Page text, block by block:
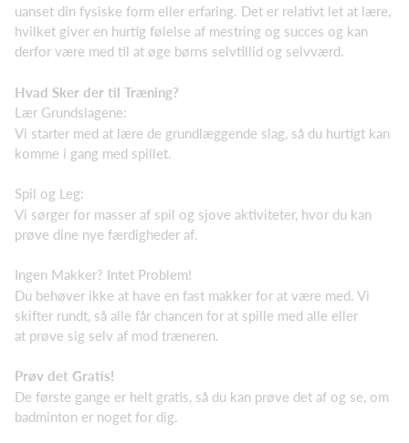
uanset din fysiske form eller erfaring. Det er relativt let at lære,
hvilket giver en hurtig følelse af mestring og succes og kan
derfor være med til at øge børns selvtillid og selvværd.
Hvad Sker der til Træning?
Lær Grundslagene:
Vi starter med at lære de grundlæggende slag, så du hurtigt kan
komme i gang med spillet.
Spil og Leg:
Vi sørger for masser af spil og sjove aktiviteter, hvor du kan
prøve dine nye færdigheder af.
Ingen Makker? Intet Problem!
Du behøver ikke at have en fast makker for at være med. Vi
skifter rundt, så alle får chancen for at spille med alle eller
at prøve sig selv af mod træneren.
Prøv det Gratis!
De første gange er helt gratis, så du kan prøve det af og se, om
badminton er noget for dig.